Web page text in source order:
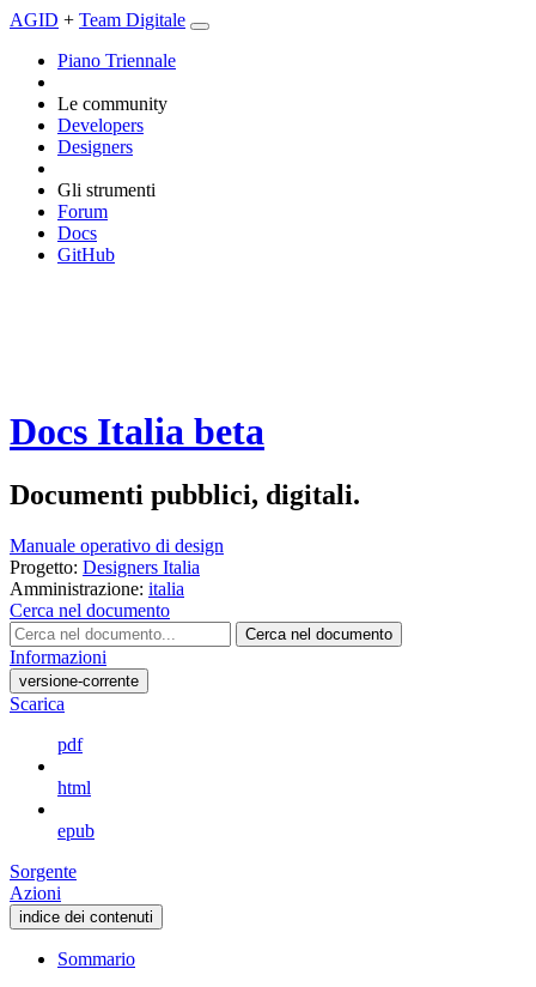
AGID + Team Digitale
Piano Triennale
Le community
Developers
Designers
Gli strumenti
Forum
Docs
GitHub
Docs Italia beta
Documenti pubblici, digitali.
Manuale operativo di design
Progetto: Designers Italia
Amministrazione: italia
Cerca nel documento
Cerca nel documento
Informazioni
versione-corrente
Scarica
pdf
html
epub
Sorgente
Azioni
indice dei contenuti
Sommario